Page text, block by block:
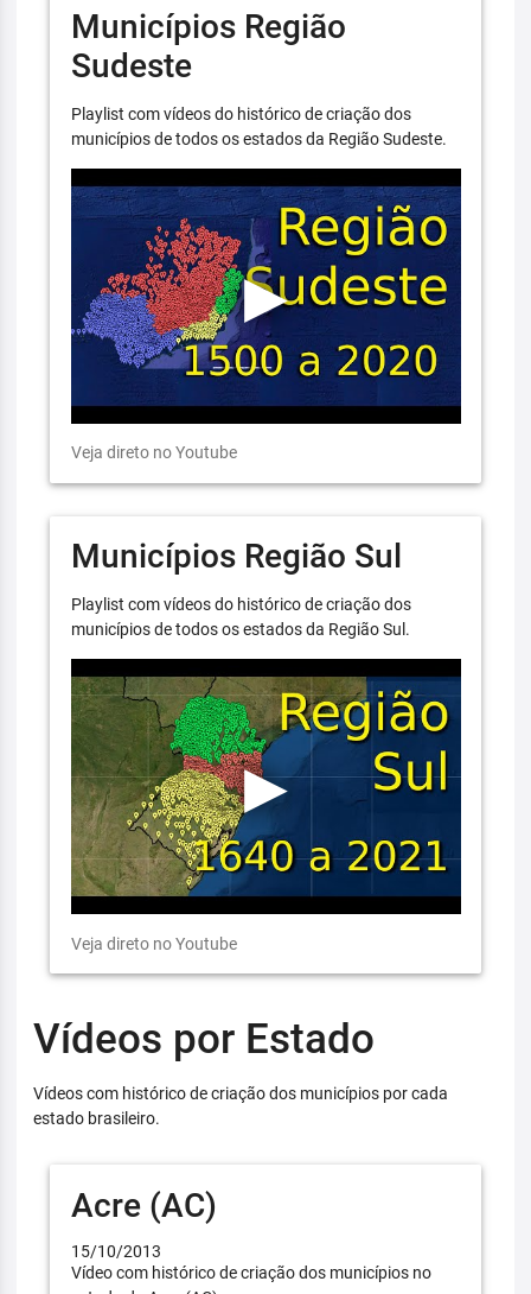
Municípios Região
Sudeste
Playlist com vídeos do histórico de criação dos
municípios de todos os estados da Região Sudeste.
Veja direto no Youtube
Municípios Região Sul
Playlist com vídeos do histórico de criação dos
municípios de todos os estados da Região Sul.
Veja direto no Youtube
Vídeos por Estado
Vídeos com histórico de criação dos municípios por cada
estado brasileiro.
Acre (AC)
15/10/2013
Vídeo com histórico de criação dos municípios no